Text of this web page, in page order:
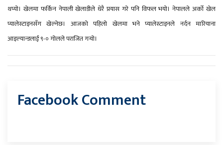
थप्यो। खेलमा फर्किन नेपाली खेलाडीले धेरै प्रयास गरे पनि विफल भयो।नेपालले अर्को खेल
प्यालेस्टाइनसँग खेल्नेछ। आजको पहिलो खेलमा भने प्यालेस्टाइनले नर्दन मारियाना
आइल्यान्डलाई ९-० गोलले पराजित गर्‍यो।
Facebook Comment